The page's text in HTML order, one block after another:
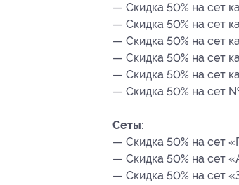
— Скидка 50% на сет
— Скидка 50% на сет
— Скидка 50% на сет
— Скидка 50% на сет
— Скидка 50% на сет
— Скидка 50% на сет
Сеты:
— Скидка 50% на сет
— Скидка 50% на сет
— Скидка 50% на сет